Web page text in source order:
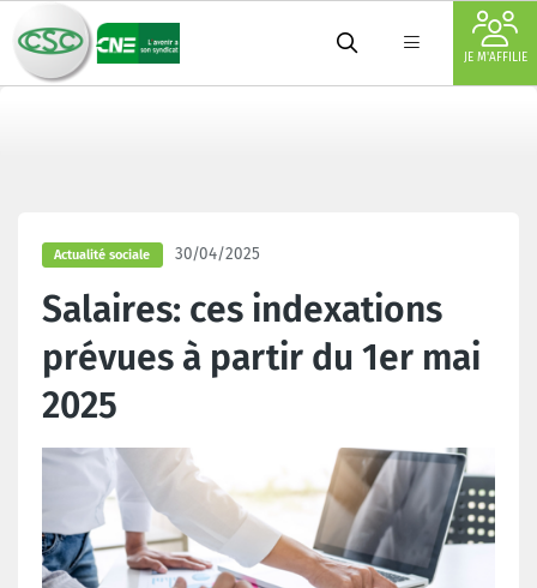
JE M'AFFILIE
Actualité sociale 30/04/2025
Salaires: ces indexations
prévues à partir du 1er mai
2025